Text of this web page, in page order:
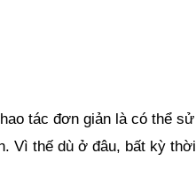
tác đơn giản là có thể sử
Vì thế dù ở đâu, bất kỳ thời